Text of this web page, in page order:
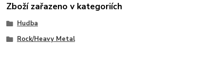
Zboží zařazeno v kategoriích
Hudba
Rock/Heavy Metal